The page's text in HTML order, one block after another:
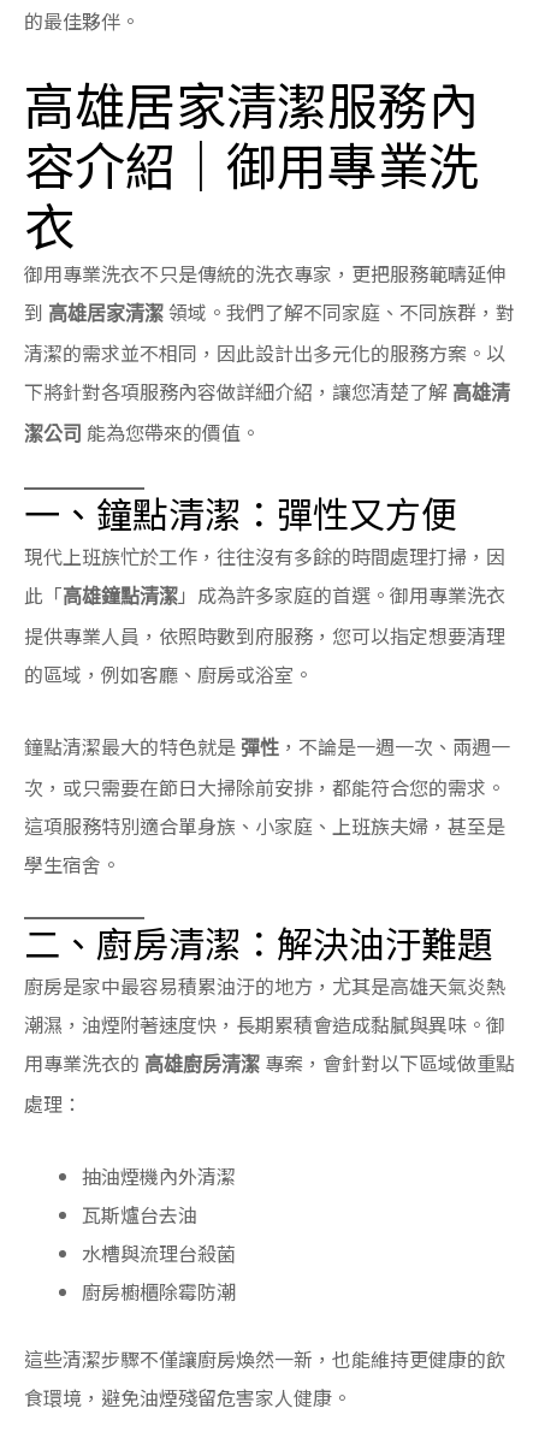
的最佳夥伴。
高雄居家清潔服務內
容介紹｜御用專業洗
衣
御用專業洗衣不只是傳統的洗衣專家，更把服務範疇延伸
到 高雄居家清潔 領域。我們了解不同家庭、不同族群，對
清潔的需求並不相同，因此設計出多元化的服務方案。以
下將針對各項服務內容做詳細介紹，讓您清楚了解 高雄清
潔公司 能為您帶來的價值。
一、鐘點清潔：彈性又方便
現代上班族忙於工作，往往沒有多餘的時間處理打掃，因
此「高雄鐘點清潔 」成為許多家庭的首選。御用專業洗衣
提供專業人員，依照時數到府服務，您可以指定想要清理
的區域，例如客廳、廚房或浴室。
鐘點清潔最大的特色就是 彈性 ，不論是一週一次、兩週一
次，或只需要在節日大掃除前安排，都能符合您的需求。
這項服務特別適合單身族、小家庭、上班族夫婦，甚至是
學生宿舍。
二、廚房清潔：解決油汙難題
廚房是家中最容易積累油汙的地方，尤其是高雄天氣炎熱
潮濕，油煙附著速度快，長期累積會造成黏膩與異味。御
用專業洗衣的 高雄廚房清潔 專案，會針對以下區域做重點
處理：
抽油煙機內外清潔
瓦斯爐台去油
水槽與流理台殺菌
廚房櫥櫃除霉防潮
這些清潔步驟不僅讓廚房煥然一新，也能維持更健康的飲
食環境，避免油煙殘留危害家人健康。